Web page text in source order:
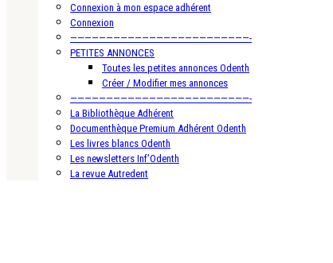
Connexion à mon espace adhérent
Connexion
—————————————————————————-
PETITES ANNONCES
Toutes les petites annonces Odenth
Créer / Modifier mes annonces
—————————————————————————-
La Bibliothèque Adhérent
Documenthèque Premium Adhérent Odenth
Les livres blancs Odenth
Les newsletters Inf’Odenth
La revue Autredent